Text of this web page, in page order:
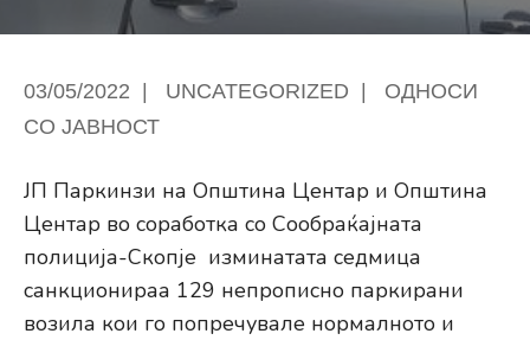
03/05/2022 UNCATEGORIZED
ОДНОСИ
СО ЈАВНОСТ
ЈП Паркинзи на Општина Центар и Општина
Центар во соработка со Сообраќајната
полиција-Скопје изминатата седмица
санкционираа 129 непрописно паркирани
возила кои го попречувале нормалното и